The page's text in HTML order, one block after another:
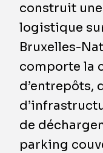
construit
logistique
Bruxelles-
comporte la
d’entrepôts,
de
parking